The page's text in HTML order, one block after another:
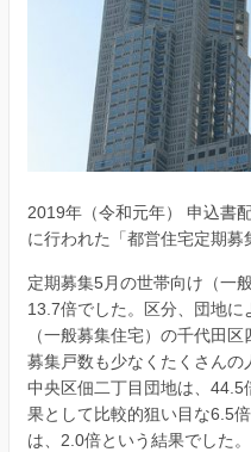
2019年（令和元年） 申込書
に行われた「都営住宅定期募
定期募集5月の世帯向け（一
13.7倍でした。区分、団地
（一般募集住宅）の千代田
募集戸数も少なくたくさん
中央区佃二丁目団地は、
果として比較的狙い目な6.5
は、2.0倍という結果でした。